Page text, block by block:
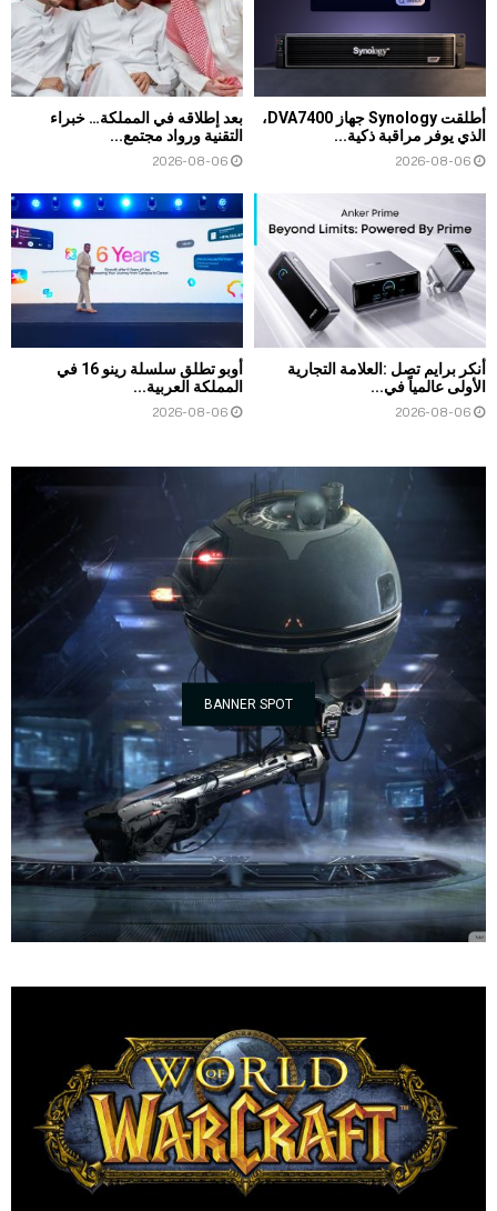
أطلقت Synology جهاز DVA7400،
الذي يوفر مراقبة ذكية...
2026-08-06
بعد إطلاقه في المملكة… خبراء
التقنية ورواد مجتمع...
2026-08-06
أنكر برايم تصل :العلامة التجارية
الأولى عالمياً في...
2026-08-06
أوبو تطلق سلسلة رينو 16 في
المملكة العربية...
2026-08-06
BANNER SPOT